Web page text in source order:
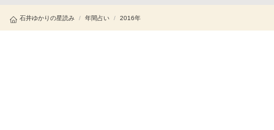
石井ゆかりの星読み / 年間占い / 2016年